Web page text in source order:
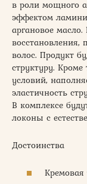
в роли мощного
эффектом
аргановое
восстановления,
волос. Продукт
структуру.
условий,
эластичность
В комплексе
локоны с
Достоинства
Кремовая